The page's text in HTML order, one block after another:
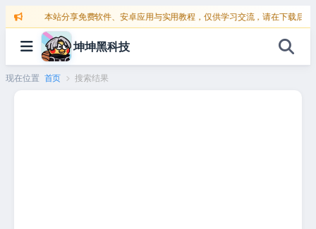
跳
容
本站分享免费软件、安卓应用与实用教程，仅供学习交流，请在下载后24
坤坤黑科技
现在位置 首页 搜索结果